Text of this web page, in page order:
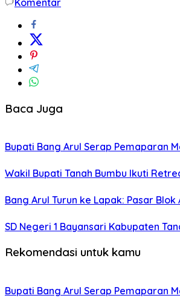
Baca Juga
Bupati Bang Arul Serap Pemaparan
Wakil Bupati Tanah Bumbu Ikuti
Bang Arul Turun ke Lapak: Pasar
SD Negeri 1 Bayansari Kabupaten
Rekomendasi untuk kamu
Bupati Bang Arul Serap Pemaparan